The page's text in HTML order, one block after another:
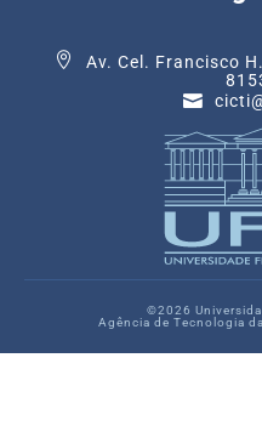
Av. Cel. Francisco
©2026
Agência de Tecnologia